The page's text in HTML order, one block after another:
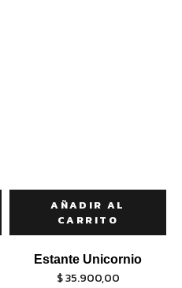
AÑADIR AL
CARRITO
Estante Unicornio
$35.900,00